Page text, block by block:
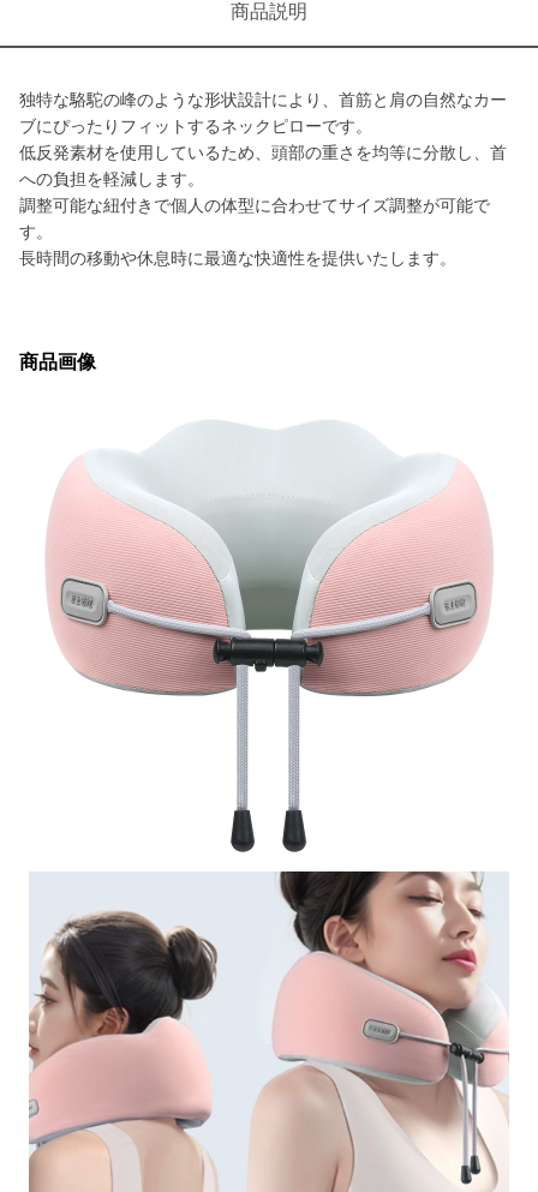
商品説明
独特な駱駝の峰のような形状設計により、首筋と肩の自然なカー
ブにぴったりフィットするネックピローです。
低反発素材を使用しているため、頭部の重さを均等に分散し、首
への負担を軽減します。
調整可能な紐付きで個人の体型に合わせてサイズ調整が可能で
す。
長時間の移動や休息時に最適な快適性を提供いたします。
商品画像